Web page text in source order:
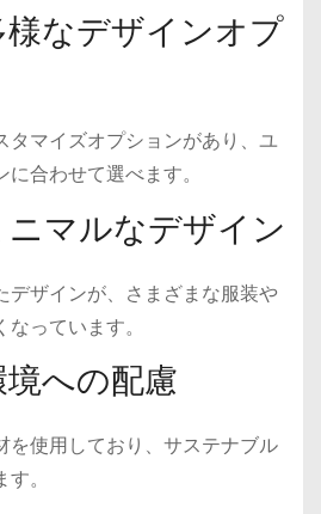
様なデザインオプ
タマイズオプションがあり、ユ
合わせて選べます。
ニマルなデザイン
デザインが、さまざまな服装や
っています。
への配慮
を使用しており、サステナブル
。